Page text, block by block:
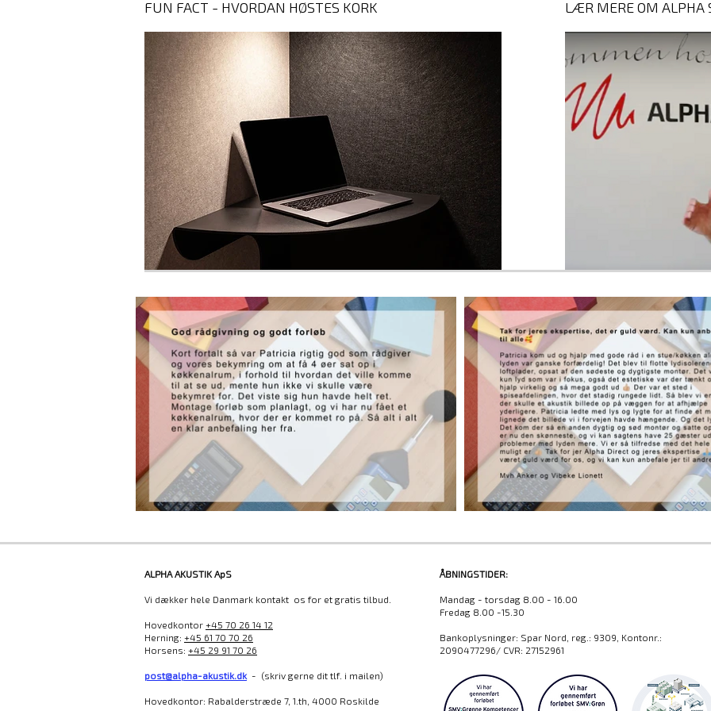
FUN FACT - HVORDAN HØSTES KORK LÆR MERE OM ALPHA
ALPHA AKUSTIK ApS
Vi dækker hele Danmark kontakt os for et gratis tilbud.
Hovedkontor +45 70 26 14 12
Herning: +45 61 70 70 26
Horsens: +45 29 91 70 26
post@alpha-akustik.dk- (skriv gerne dit tlf. i mailen)
Hovedkontor: Rabalderstræde 7, 1.th, 4000 Roskilde
ÅBNINGSTIDER:
Mandag - torsdag 8.00 - 16.00
Fredag 8.00 -15.30
Bankoplysninger:​ Spar Nord, reg.: 9309, Kontonr.:
2090477296/ CVR: 27152961